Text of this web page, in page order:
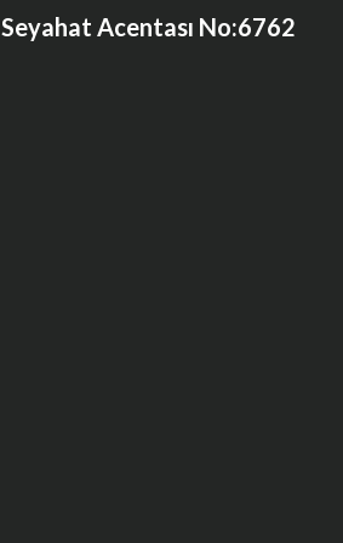
Seyahat Acentası No:6762